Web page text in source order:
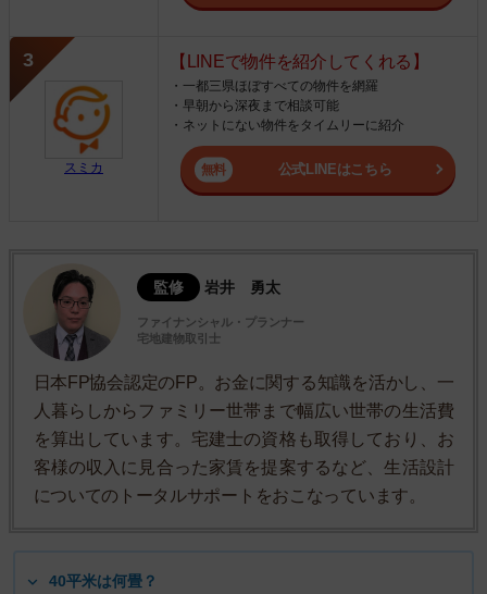
スミカ
【LINEで物件を紹介してくれる】
・一都三県ほぼすべての物件を網羅
・早朝から深夜まで相談可能
・ネットにない物件をタイムリーに紹介
公式LINEはこちら
監修 岩井 勇太
ファイナンシャル・プランナー
宅地建物取引士
日本FP協会認定のFP。お金に関する知識を活かし、一
人暮らしからファミリー世帯まで幅広い世帯の生活費
を算出しています。宅建士の資格も取得しており、お
客様の収入に見合った家賃を提案するなど、生活設計
についてのトータルサポートをおこなっています。
40平米は何畳？